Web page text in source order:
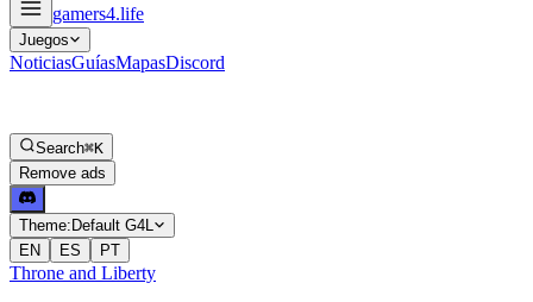
gamers4.life
Juegos
NoticiasGuíasMapasDiscord
Search⌘K
Remove ads
Theme: Default G4L
EN
ES PT
Throne and Liberty